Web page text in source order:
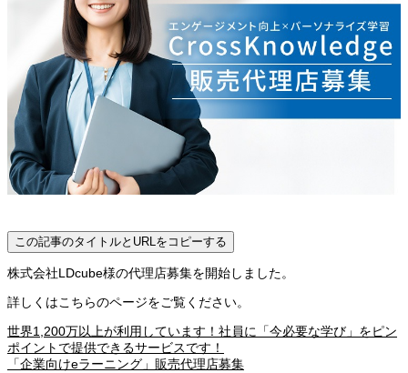
この記事のタイトルとURLをコピーする
株式会社LDcube様の代理店募集を開始しました。
詳しくはこちらのページをご覧ください。
世界1,200万以上が利用しています！社員に「今必要な学び」をピン
ポイントで提供できるサービスです！
「企業向けeラーニング」販売代理店募集